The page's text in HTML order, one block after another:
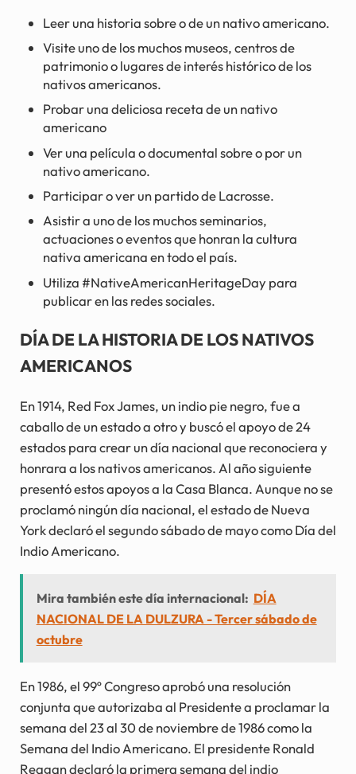
Leer una historia sobre o de un nativo americano.
Visite uno de los muchos museos, centros de
patrimonio o lugares de interés histórico de los
nativos americanos.
Probar una deliciosa receta de un nativo
americano
Ver una película o documental sobre o por un
nativo americano.
Participar o ver un partido de Lacrosse.
Asistir a uno de los muchos seminarios,
actuaciones o eventos que honran la cultura
nativa americana en todo el país.
Utiliza #NativeAmericanHeritageDay para
publicar en las redes sociales.
DÍA DE LA HISTORIA DE LOS NATIVOS
AMERICANOS
En 1914, Red Fox James, un indio pie negro, fue a
caballo de un estado a otro y buscó el apoyo de 24
estados para crear un día nacional que reconociera y
honrara a los nativos americanos. Al año siguiente
presentó estos apoyos a la Casa Blanca. Aunque no se
proclamó ningún día nacional, el estado de Nueva
York declaró el segundo sábado de mayo como Día del
Indio Americano.
Mira también este día internacional: DÍA
NACIONAL DE LA DULZURA - Tercer sábado de
octubre
En 1986, el 99º Congreso aprobó una resolución
conjunta que autorizaba al Presidente a proclamar la
semana del 23 al 30 de noviembre de 1986 como la
Semana del Indio Americano. El presidente Ronald
Reagan declaró la primera semana del indio